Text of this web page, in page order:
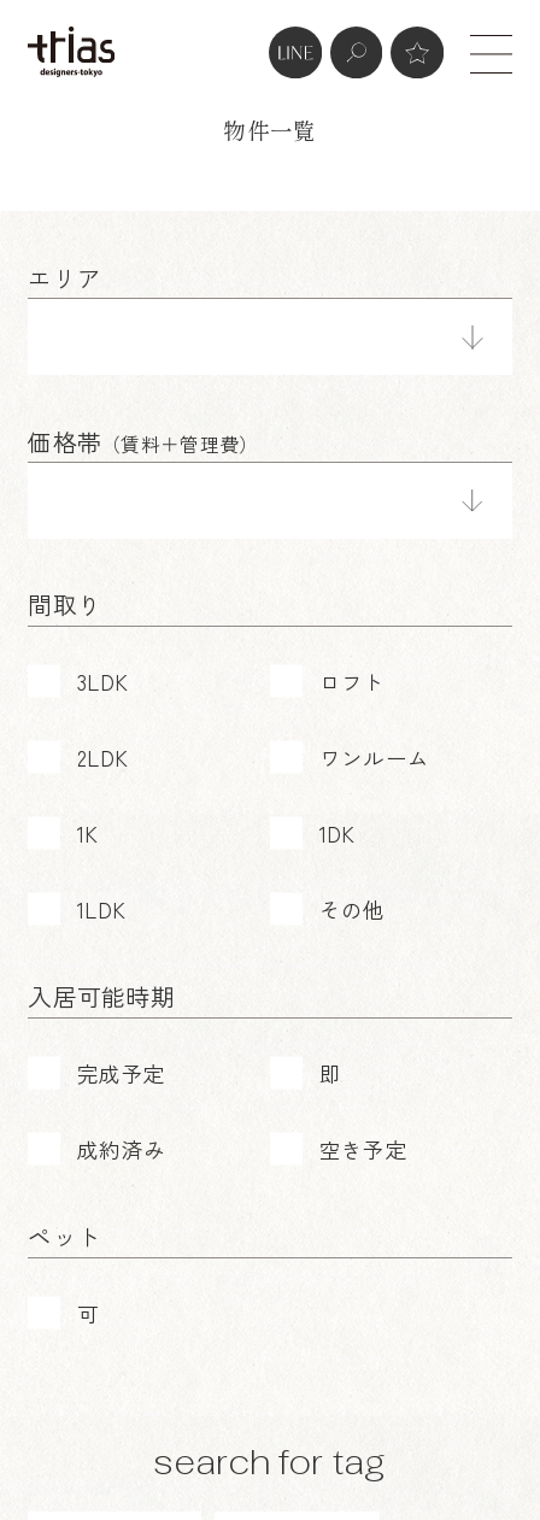
real estate
物件一覧
エリア
価格帯 （賃料＋管理費）
間取り
3LDK ロフト
2LDK ワンルーム
1K 1DK
1LDK その他
入居可能時期
完成予定 即
成約済み 空き予定
ペット
可
search for tag